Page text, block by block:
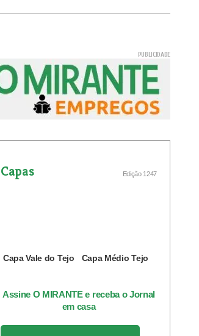
Capas Edição 1247
Capa Vale do Tejo Capa Médio Tejo
Assine O MIRANTE e receba o Jornal
em casa